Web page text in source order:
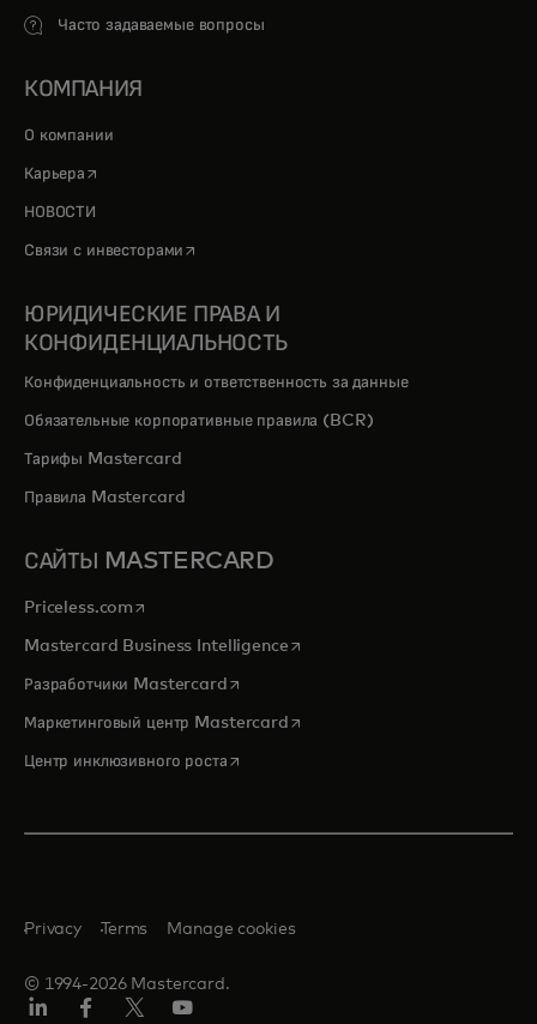
Часто задаваемые вопросы
КОМПАНИЯ
О компании
Карьера opens in a new tab
НОВОСТИ
Связи с инвесторами opens in a new tab
ЮРИДИЧЕСКИЕ ПРАВА И
КОНФИДЕНЦИАЛЬНОСТЬ
Конфиденциальность и ответственность за данные
Обязательные корпоративные правила (BCR)
Тарифы Mastercard
Правила Mastercard
САЙТЫ MASTERCARD
Priceless.com opens in a new tab
Mastercard Business Intelligenceopens in a new tab
Разработчики Mastercardopens in a new tab
Маркетинговый центр Mastercardopens in a new tab
Центр инклюзивного ростаopens in a new tab
© 1994-2026 Mastercard.
Privacy Terms Manage cookies